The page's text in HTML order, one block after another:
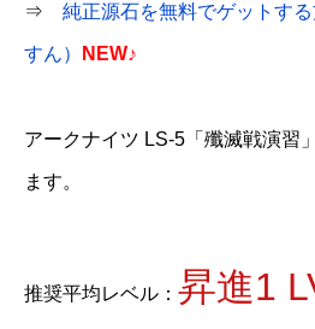
⇒ 純正源石を無料でゲットす
すん） NEW♪
アークナイツ LS-5「殲滅戦演習
ます。
推奨平均レベル： 昇進1